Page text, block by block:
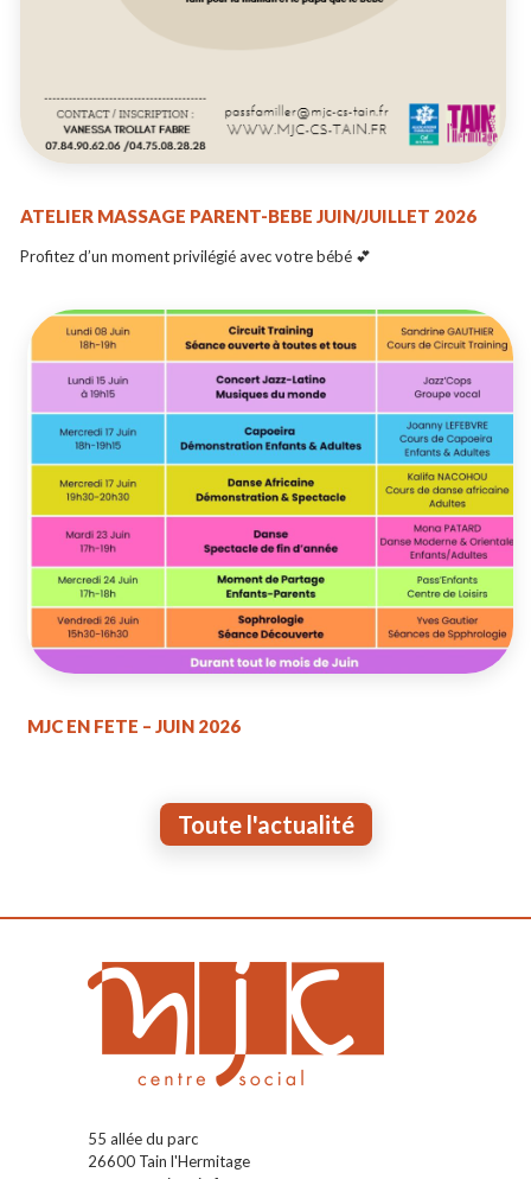
ATELIER MASSAGE PARENT-BEBE JUIN/JUILLET 2026
Profitez d’un moment privilégié avec votre bébé 💕
MJC EN FETE – JUIN 2026
Toute l'actualité
55 allée du parc
26600 Tain l'Hermitage